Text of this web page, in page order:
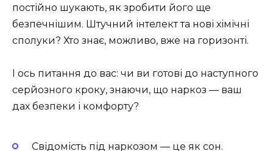
постійно шукають, як зробити його ще
безпечнішим. Штучний інтелект та нові хімічні
сполуки? Хто знає, можливо, вже на горизонті.
І ось питання до вас: чи ви готові до наступного
серйозного кроку, знаючи, що наркоз — ваш
дах безпеки і комфорту?
Свідомість під наркозом — це як сон.